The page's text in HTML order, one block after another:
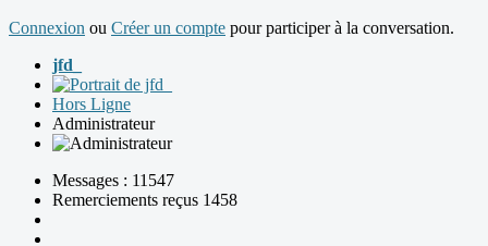
Connexion ou Créer un compte pour participer à la conversation.
jfd_
Hors Ligne
Administrateur
Messages : 11547
Remerciements reçus 1458